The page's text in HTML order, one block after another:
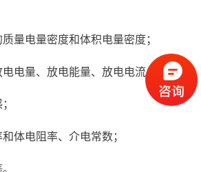
量电量密度和体积电量密度；
电量、放电能量、放电电流；
体电阻率、介电常数；